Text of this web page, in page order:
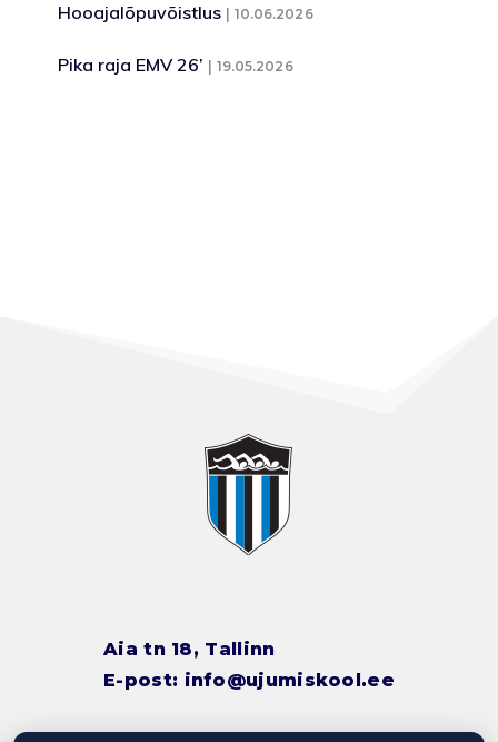
Hooajalõpuvõistlus 10.06.2026
Pika raja EMV 26’ 19.05.2026
Aia tn 18, Tallinn
E-post: info@ujumiskool.ee